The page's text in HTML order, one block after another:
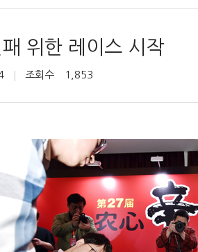
위한 레이스 시작
조회수 1,853